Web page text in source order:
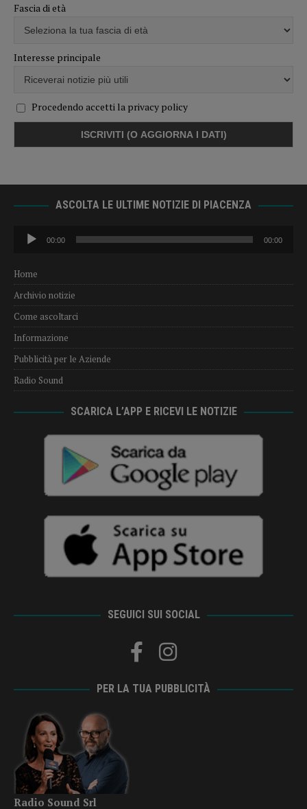
Fascia di età
Interesse principale
Procedendo accetti la privacy policy
ASCOLTA LE ULTIME NOTIZIE DI PIACENZA
Audio
Player
00:00 00:00
Home
Archivio notizie
Come ascoltarci
Informazione
Pubblicità per le Aziende
Radio Sound
SCARICA L’APP E RICEVI LE NOTIZIE
SEGUICI SUI SOCIAL
PER LA TUA PUBBLICITÀ
Radio Sound Srl